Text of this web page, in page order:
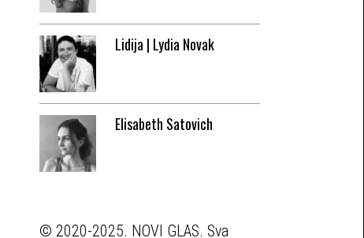
Lidija | Lydia Novak
Elisabeth Satovich
© 2020-2025. NOVI GLAS. Sva